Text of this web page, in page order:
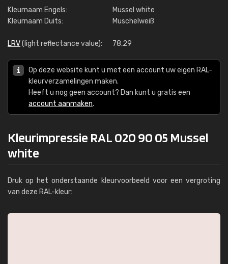
Kleurnaam Engels:
Mussel white
Kleurnaam Duits:
Muschelweiß
LRV(light reflectance value): 78,29
Op deze website kunt u met een account uw eigen RAL-
kleurverzamelingen maken.
Heeft u nog geen account? Dan kunt u gratis een
account aanmaken.
Kleurimpressie RAL 020 90 05 Mussel
white
Druk op het onderstaande kleurvoorbeeld voor een vergroting
van deze RAL-kleur: